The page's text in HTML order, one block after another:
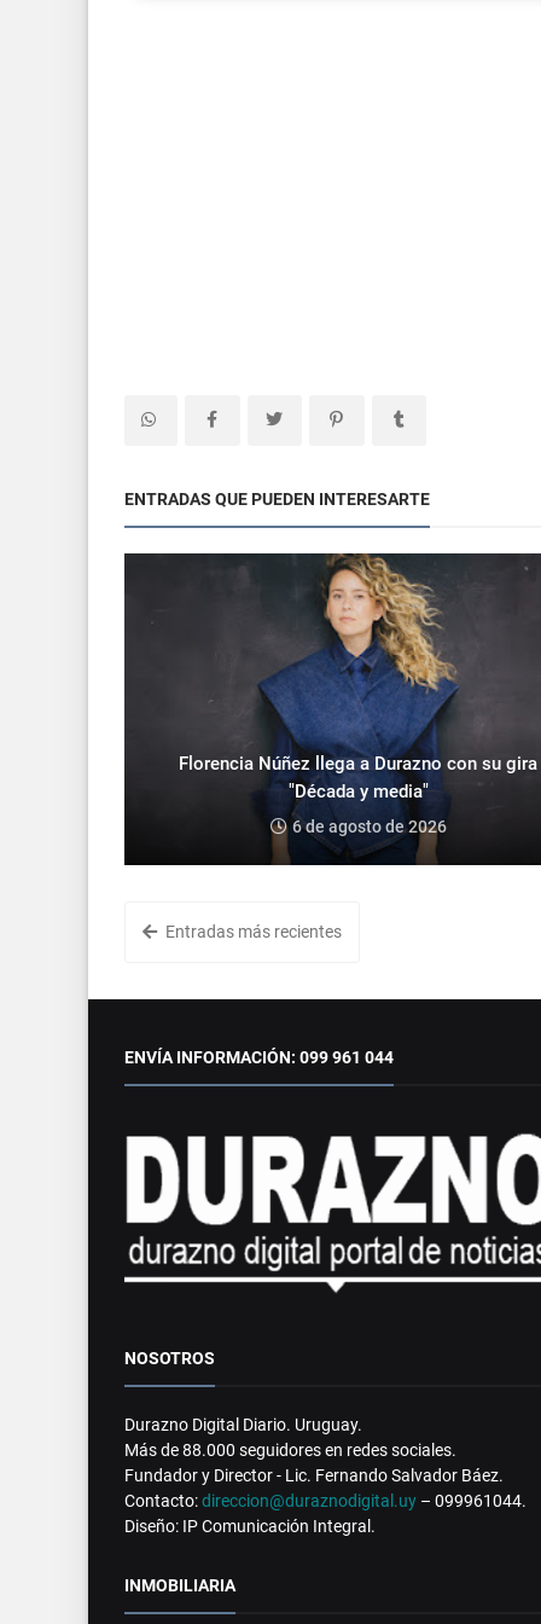
ENTRADAS QUE PUEDEN INTERESARTE
Florencia Núñez llega a Durazno con su gira
"Década y media"
6 de agosto de 2026
Entradas más recientes
ENVÍA INFORMACIÓN: 099 961 044
NOSOTROS
Durazno Digital Diario. Uruguay.
Más de 88.000 seguidores en redes sociales.
Fundador y Director - Lic. Fernando Salvador Báez.
Contacto:direccion@duraznodigital.uy – 099961044.
Diseño: IP Comunicación Integral.
INMOBILIARIA